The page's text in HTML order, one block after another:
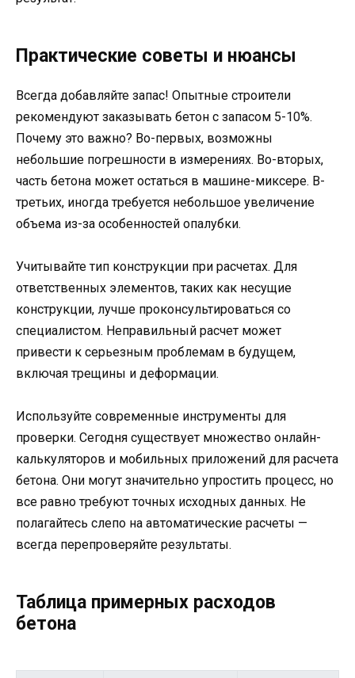
Практические советы и нюансы
Всегда добавляйте запас! Опытные строители
рекомендуют заказывать бетон с запасом 5-10%.
Почему это важно? Во-первых, возможны
небольшие погрешности в измерениях. Во-вторых,
часть бетона может остаться в машине-миксере. В-
третьих, иногда требуется небольшое увеличение
объема из-за особенностей опалубки.
Учитывайте тип конструкции при расчетах. Для
ответственных элементов, таких как несущие
конструкции, лучше проконсультироваться со
специалистом. Неправильный расчет может
привести к серьезным проблемам в будущем,
включая трещины и деформации.
Используйте современные инструменты для
проверки. Сегодня существует множество онлайн-
калькуляторов и мобильных приложений для расчета
бетона. Они могут значительно упростить процесс, но
все равно требуют точных исходных данных. Не
полагайтесь слепо на автоматические расчеты —
всегда перепроверяйте результаты.
Таблица примерных расходов
бетона